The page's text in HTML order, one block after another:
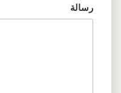
رسالة